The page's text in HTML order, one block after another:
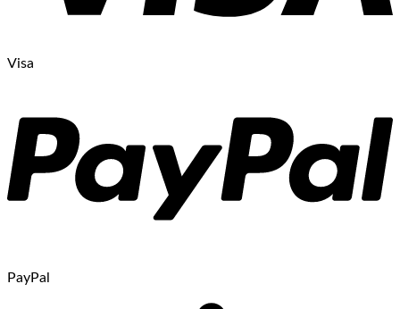
Visa
PayPal